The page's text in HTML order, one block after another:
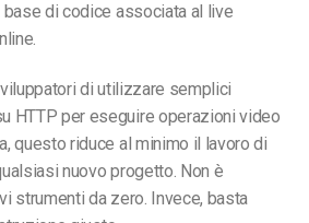
di codice associata al live
di utilizzare semplici
HTTP per eseguire operazioni video
questo riduce al minimo il lavoro di
nuovo progetto. Non è
strumenti da zero. Invece, basta